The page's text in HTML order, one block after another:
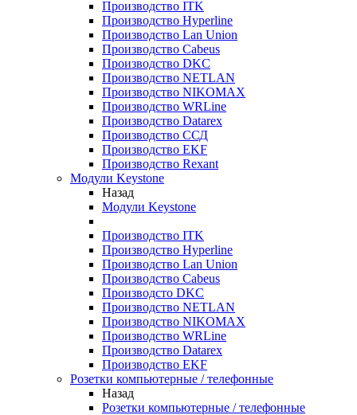
Производство ITK
Производство Hyperline
Производство Lan Union
Производство Cabeus
Производство DKC
Производство NETLAN
Производство NIKOMAX
Производство WRLine
Производство Datarex
Производство ССД
Производство EKF
Производство Rexant
Модули Keystone
Назад
Модули Keystone
Производство ITK
Производство Hyperline
Производство Lan Union
Производство Cabeus
Производсто DKC
Производство NETLAN
Производство NIKOMAX
Производство WRLine
Производство Datarex
Производство EKF
Розетки компьютерные / телефонные
Назад
Розетки компьютерные / телефонные